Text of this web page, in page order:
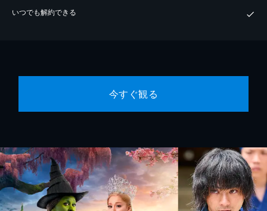
いつでも解約できる
今すぐ観る